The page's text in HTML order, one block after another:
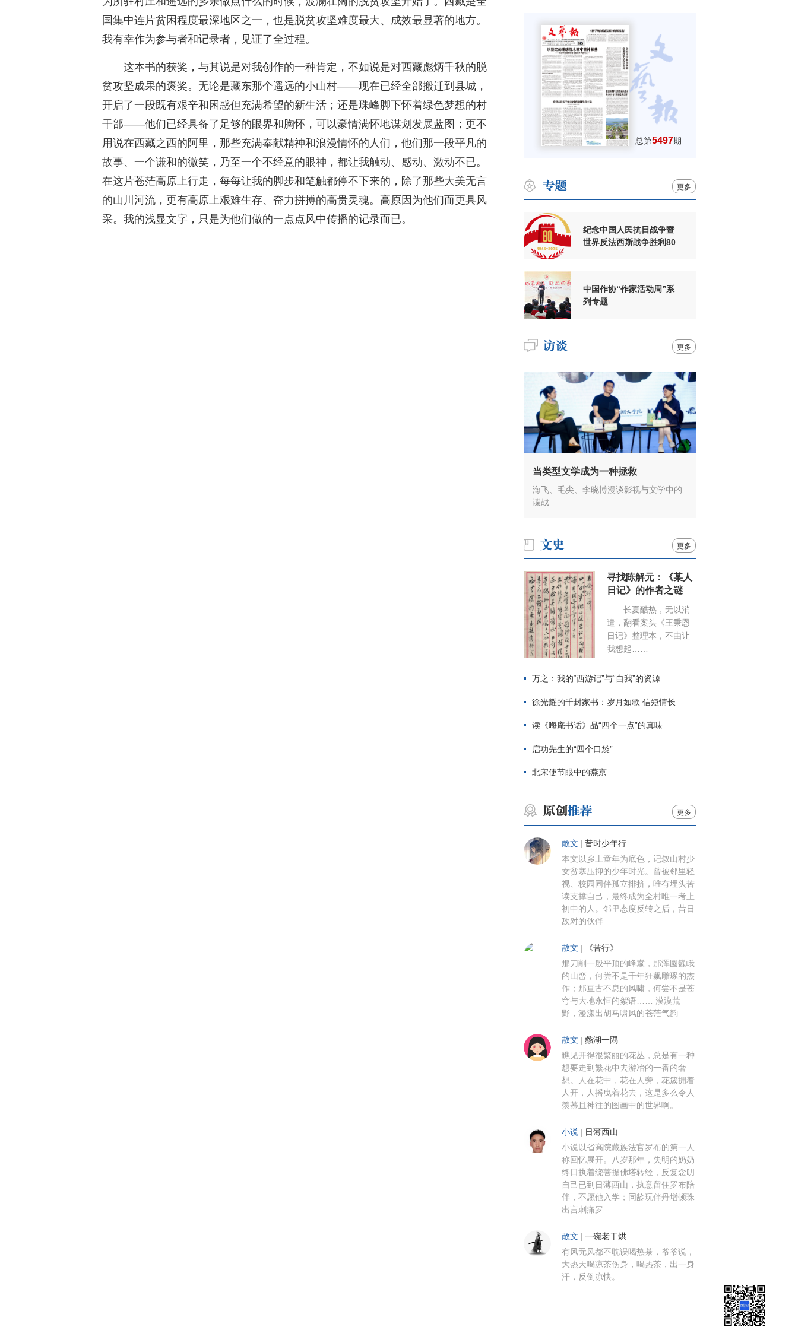
国集中连片贫困程度最深地区之一，也是脱贫攻坚难度最大、成效最显著的地方。
我有幸作为参与者和记录者，见证了全过程。
这本书的获奖，与其说是对我创作的一种肯定，不如说是对西藏彪炳千秋的脱
贫攻坚成果的褒奖。无论是藏东那个遥远的小山村——现在已经全部搬迁到县城，
开启了一段既有艰辛和困惑但充满希望的新生活；还是珠峰脚下怀着绿色梦想的村
干部——他们已经具备了足够的眼界和胸怀，可以豪情满怀地谋划发展蓝图；更不
用说在西藏之西的阿里，那些充满奉献精神和浪漫情怀的人们，他们那一段平凡的
故事、一个谦和的微笑，乃至一个不经意的眼神，都让我触动、感动、激动不已。
在这片苍茫高原上行走，每每让我的脚步和笔触都停不下来的，除了那些大美无言
的山川河流，更有高原上艰难生存、奋力拼搏的高贵灵魂。高原因为他们而更具风
采。我的浅显文字，只是为他们做的一点点风中传播的记录而已。
总第5497期
更多
纪念中国人民抗日战争暨
世界反法西斯战争胜利80
中国作协“作家活动周”系
列专题
更多
当类型文学成为一种拯救
海飞、毛尖、李晓博漫谈影视与文学中的
谍战
更多
寻找陈解元：《某人
日记》的作者之谜
长夏酷热，无以消
遣，翻看案头《王秉恩
日记》整理本，不由让
我想起……
万之：我的“西游记”与“自我”的资源
徐光耀的千封家书：岁月如歌 信短情长
读《晦庵书话》品“四个一点”的真味
启功先生的“四个口袋”
北宋使节眼中的燕京
更多
散文 昔时少年行
本文以乡土童年为底色，记叙山村少
女贫寒压抑的少年时光。曾被邻里轻
视、校园同伴孤立排挤，唯有埋头苦
读支撑自己，最终成为全村唯一考上
初中的人。邻里态度反转之后，昔日
敌对的伙伴
散文 《苦行》
那刀削一般平顶的峰巅，那浑圆巍峨
的山峦，何尝不是千年狂飙雕琢的杰
作；那亘古不息的风啸，何尝不是苍
穹与大地永恒的絮语…… 漠漠荒
野，漫漾出胡马啸风的苍茫气韵
散文 蠡湖一隅
瞧见开得很繁丽的花丛，总是有一种
想要走到繁花中去游冶的一番的奢
想。人在花中，花在人旁，花簇拥着
人开，人摇曳着花去，这是多么令人
羡慕且神往的图画中的世界啊。
小说 日薄西山
小说以省高院藏族法官罗布的第一人
称回忆展开。八岁那年，失明的奶奶
终日执着绕菩提佛塔转经，反复念叨
自己已到日薄西山，执意留住罗布陪
伴，不愿他入学；同龄玩伴丹增顿珠
出言刺痛罗
散文 一碗老干烘
有风无风都不耽误喝热茶，爷爷说，
大热天喝凉茶伤身，喝热茶，出一身
汗，反倒凉快。